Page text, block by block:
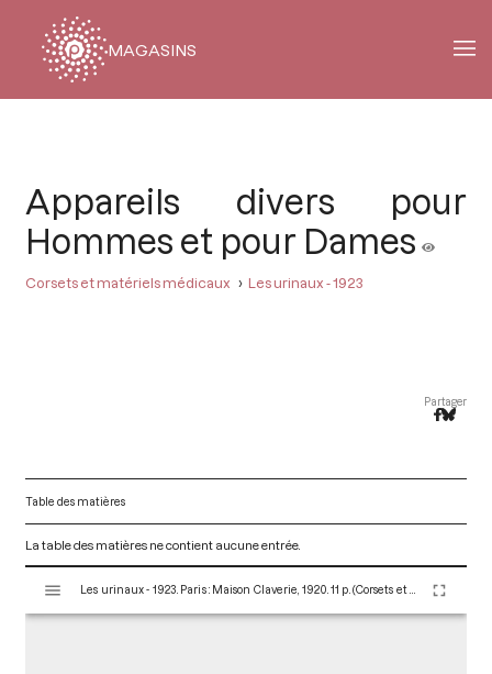
MAGASINS
Appareils divers pour
Hommes et pour Dames
Corsets et matériels médicaux Les urinaux - 1923
Partager
Table des matières
La table des matières ne contient aucune entrée.
s